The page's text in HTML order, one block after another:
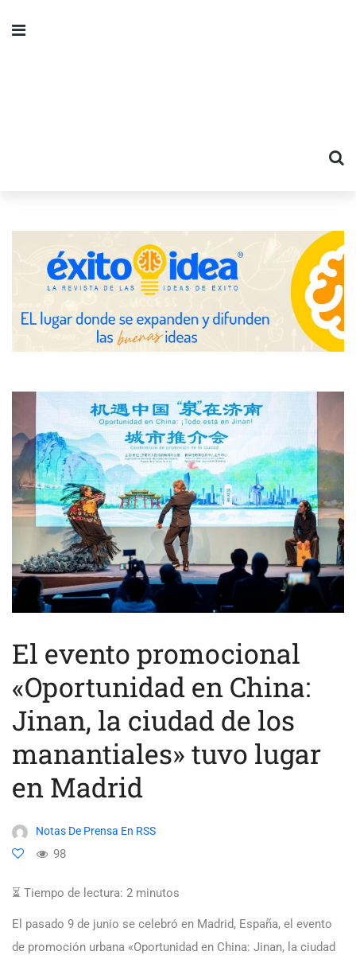
El evento promocional
«Oportunidad en China:
Jinan, la ciudad de los
manantiales» tuvo lugar
en Madrid
Notas De Prensa En RSS
98
⏳ Tiempo de lectura: 2 minutos
El pasado 9 de junio se celebró en Madrid, España, el evento
de promoción urbana «Oportunidad en China: Jinan, la ciudad